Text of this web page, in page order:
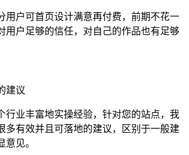
用户可首页设计满意再付费，前期不花一
用户足够的信任，对自己的作品也有足够
建议
行业丰富地实操经验，针对您的站点，我
多有效并且可落地的建议，区别于一般建
意见。